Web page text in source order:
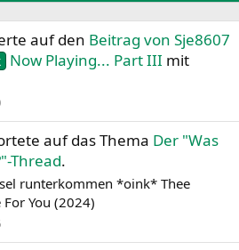
auf den Beitrag von Sje8607
Now Playing... Part III mit
auf das Thema Der "Was
Thread.
runterkommen *oink* Thee
For You (2024)